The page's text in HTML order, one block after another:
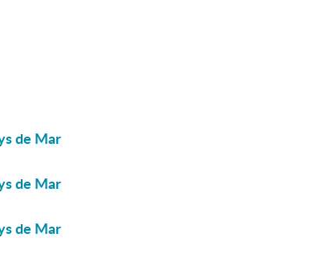
de Mar
de Mar
de Mar